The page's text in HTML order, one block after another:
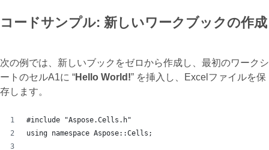
コードサンプル: 新しいワークブックの作成
次の例では、新しいブックをゼロから作成し、最初のワークシ
ートのセルA1に “Hello World!” を挿入し、Excelファイルを保
存します。
#include "Aspose.Cells.h"
using namespace Aspose::Cells;